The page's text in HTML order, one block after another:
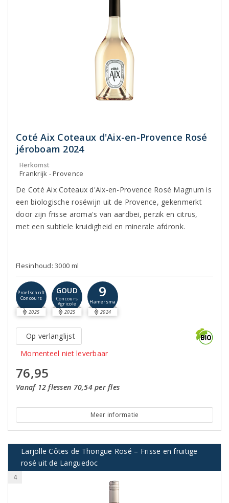
Coté Aix Coteaux d'Aix-en-Provence Rosé
jéroboam 2024
Herkomst
Frankrijk - Provence
De Coté Aix Coteaux d'Aix-en-Provence Rosé Magnum is
een biologische roséwijn uit de Provence, gekenmerkt
door zijn frisse aroma's van aardbei, perzik en citrus,
met een subtiele kruidigheid en minerale afdronk.
Flesinhoud: 3000 ml
Proefschrift
Concours
2025
GOUD
Concours
Agricole
2025
9
Hamersma
2024
Op verlanglijst
Momenteel niet leverbaar
76,95
Vanaf 12 flessen 70,54 per fles
Meer informatie
Larjolle Côtes de Thongue Rosé – Frisse en fruitige
rosé uit de Languedoc
4